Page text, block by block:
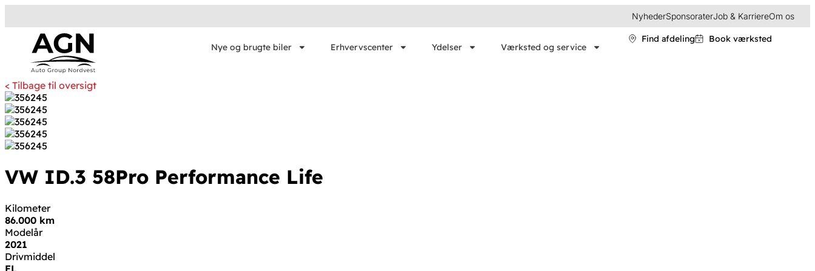
NyhederSponsoraterJob & KarriereOm os
Nye og brugte biler Erhvervscenter Ydelser Værksted og service
Find afdeling Book værksted
< Tilbage til oversigt
VW ID.3 58Pro Performance Life
Kilometer
86.000 km
Modelår
2021
Drivmiddel
EL